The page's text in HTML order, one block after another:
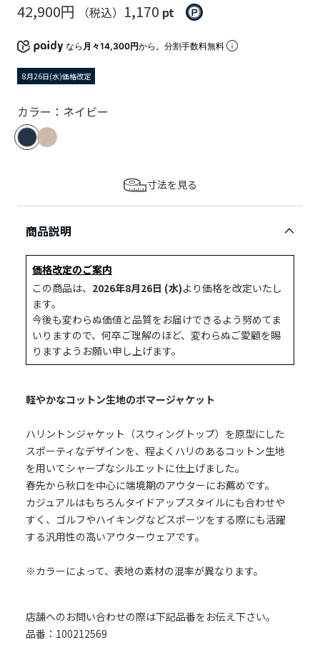
42,900円
（税込） 1,170 pt
なら 月々14,300円から。分割手数料無料
8月26日(水)価格改定
カラー：ネイビー
寸法を見る
商品説明
価格改定のご案内
この商品は、 2026年8月26日 (水)より価格を改定いたし
ます。
今後も変わらぬ価値と品質をお届けできるよう努めてま
いりますので、何卒ご理解のほど、変わらぬご愛顧を賜
りますようお願い申し上げます。
軽やかなコットン生地のボマージャケット
ハリントンジャケット（スウィングトップ）を原型にした
スポーティなデザインを、程よくハリのあるコットン生地
を用いてシャープなシルエットに仕上げました。
春先から秋口を中心に端境期のアウターにお薦めです。
カジュアルはもちろんタイドアップスタイルにも合わせや
すく、ゴルフやハイキングなどスポーツをする際にも活躍
する汎用性の高いアウターウェアです。
※カラーによって、表地の素材の混率が異なります。
店舗へのお問い合わせの際は下記品番をお伝え下さい。
品番：100212569